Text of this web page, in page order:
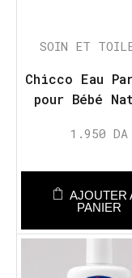
SOIN ET
Chicco Eau
pour Bébé
1.950DA
AJOUTER
PANIER